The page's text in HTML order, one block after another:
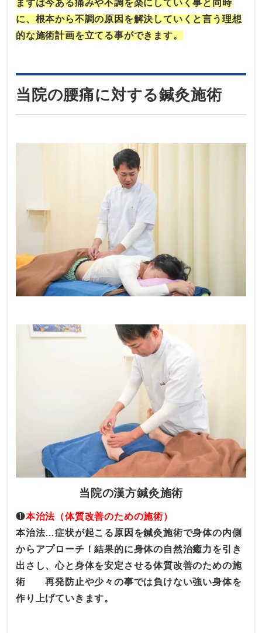
まずは今ある痛みや不調を楽にしていく事と同時
に、根本から不調の原因を解決していくと言う理想
的な施術計画を立てる事ができます。
当院の腰痛に対する鍼灸施術
当院の漢方鍼灸施術
❶本治法（体質改善のための施術）
本治法…症状が起こる原因を鍼灸施術で身体の内側
からアプローチ！結果的に身体の自然治癒力を引き
出さし、心と身体を安定させる体質改善のための施
術 再発防止や少々の事では負けない強い身体を
作り上げていきます。